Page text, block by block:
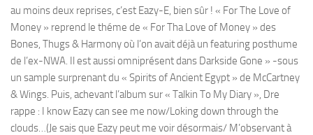
au moins deux reprises, c’est Eazy-E, bien sûr ! « For The Love of
Money » reprend le théme de « For Tha Love of Money » des
Bones, Thugs & Harmony où l’on avait déjà un featuring posthume
de l’ex-NWA. Il est aussi omniprésent dans Darkside Gone » -sous
un sample surprenant du « Spirits of Ancient Egypt » de McCartney
& Wings. Puis, achevant l’album sur « Talkin To My Diary », Dre
rappe : I know Eazy can see me now/Loking down through the
clouds…(Je sais que Eazy peut me voir désormais/ M’observant à